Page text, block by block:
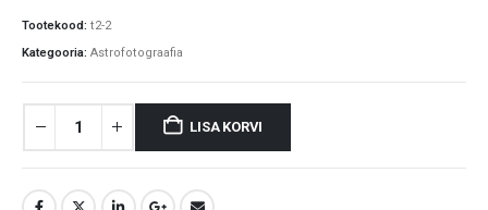
Tootekood: t2-2
Kategooria: Astrofotograafia
LISA KORVI